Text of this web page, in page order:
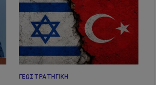
ΓΕΩΣΤΡΑΤΗΓΙΚΉ